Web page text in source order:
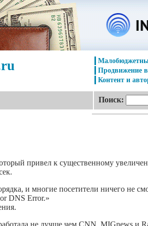
Продвижение
Контент и
Поиск:
привел к существенному
и многие посетители ничего не
DNS Error.»